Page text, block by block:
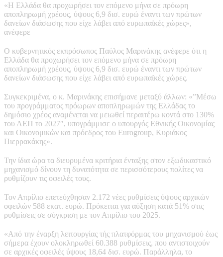
«Η Ελλάδα θα προχωρήσει τον επόμενο μήνα σε πρόωρη
αποπληρωμή χρέους, ύψους 6,9 δισ. ευρώ έναντι των πρώτων
δανείων διάσωσης που είχε λάβει από ευρωπαϊκές χώρες»,
ανέφερε
Ο κυβερνητικός εκπρόσωπος Παύλος Μαρινάκης ανέφερε ότι η
Ελλάδα θα προχωρήσει τον επόμενο μήνα σε πρόωρη
αποπληρωμή χρέους, ύψους 6,9 δισ. ευρώ έναντι των πρώτων
δανείων διάσωσης που είχε λάβει από ευρωπαϊκές χώρες.
Συγκεκριμένα, ο κ. Μαρινάκης επισήμανε μεταξύ άλλων: «”Μέσω
του προγράμματος πρόωρων αποπληρωμών της Ελλάδας το
δημόσιο χρέος αναμένεται να μειωθεί περαιτέρω κοντά στο 130%
του ΑΕΠ το 2027″, υπογράμμισε ο υπουργός Εθνικής Οικονομίας
και Οικονομικών και πρόεδρος του Eurogroup, Κυριάκος
Πιερρακάκης».
Την ίδια ώρα τα διευρυμένα κριτήρια ένταξης στον εξωδικαστικό
μηχανισμό δίνουν τη δυνατότητα σε περισσότερους πολίτες να
ρυθμίζουν τις οφειλές τους.
Τον Απρίλιο επετεύχθησαν 2.172 νέες ρυθμίσεις ύψους αρχικών
οφειλών 588 εκατ. ευρώ. Πρόκειται για αύξηση κατά 51% στις
ρυθμίσεις σε σύγκριση με τον Απρίλιο του 2025.
«Από την έναρξη λειτουργίας τής πλατφόρμας του μηχανισμού έως
σήμερα έχουν ολοκληρωθεί 60.388 ρυθμίσεις, που αντιστοιχούν
σε αρχικές οφειλές ύψους 18,64 δισ. ευρώ. Παράλληλα, το